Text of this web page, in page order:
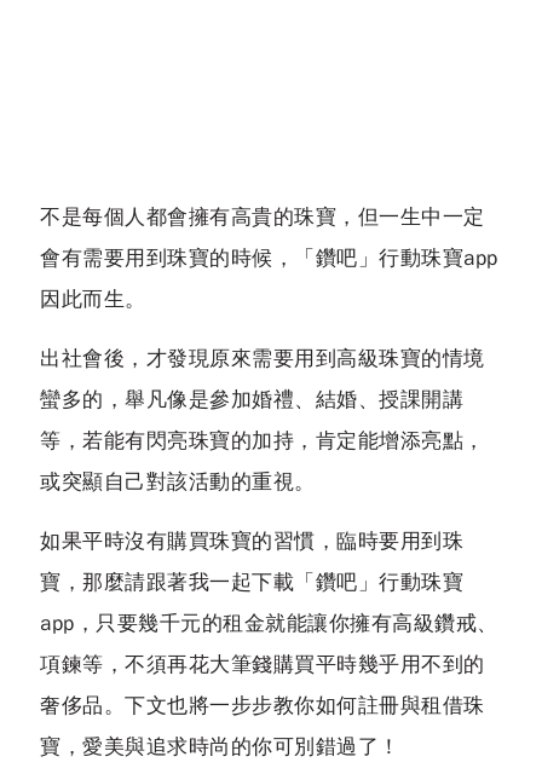
不是每個人都會擁有高貴的珠寶，但一生中一定
會有需要用到珠寶的時候，「鑽吧」行動珠寶app
因此而生。
出社會後，才發現原來需要用到高級珠寶的情境
蠻多的，舉凡像是參加婚禮、結婚、授課開講
等，若能有閃亮珠寶的加持，肯定能增添亮點，
或突顯自己對該活動的重視。
如果平時沒有購買珠寶的習慣，臨時要用到珠
寶，那麼請跟著我一起下載「鑽吧」行動珠寶
app，只要幾千元的租金就能讓你擁有高級鑽戒、
項鍊等，不須再花大筆錢購買平時幾乎用不到的
奢侈品。下文也將一步步教你如何註冊與租借珠
寶，愛美與追求時尚的你可別錯過了！